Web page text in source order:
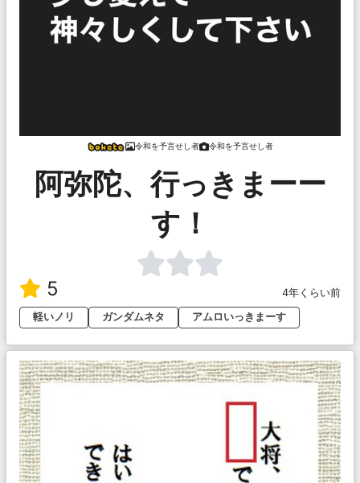
令和を予言せし者 令和を予言せし者
阿弥陀、行っきまーー
す！
5
4年くらい前
軽いノリ
ガンダムネタ アムロいっきまーす